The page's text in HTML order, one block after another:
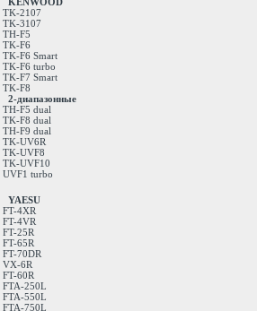
TK-2107
TK-3107
TH-F5
TK-F6
TK-F6 Smart
TK-F6 turbo
TK-F7 Smart
TK-F8
2-диапазонные
TH-F5 dual
TK-F8 dual
TH-F9 dual
TK-UV6R
TK-UVF8
TK-UVF10
UVF1 turbo
YAESU
FT-4XR
FT-4VR
FT-25R
FT-65R
FT-70DR
VX-6R
FT-60R
FTA-250L
FTA-550L
FTA-750L